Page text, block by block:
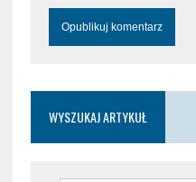
WYSZUKAJ ARTYKUŁ